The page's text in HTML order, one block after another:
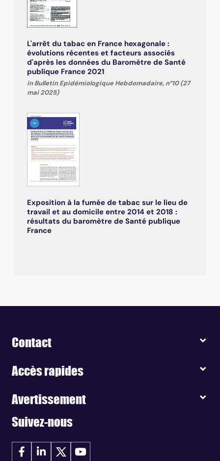
L'arrêt du tabac en France hexagonale :
évolutions récentes et facteurs associés
d'après les données du Baromètre de Santé
publique France 2021
in Bulletin Epidémiologique Hebdomadaire, n°10 (27
mai 2025)
Exposition à la fumée de tabac sur le lieu de
travail et au domicile entre 2014 et 2018 :
résultats du baromètre de Santé publique
France
Contact
Accès rapides
Avertissement
Suivez-nous